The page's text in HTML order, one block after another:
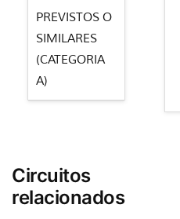
PREVISTOS O
SIMILARES
(CATEGORIA
A)
Circuitos
relacionados